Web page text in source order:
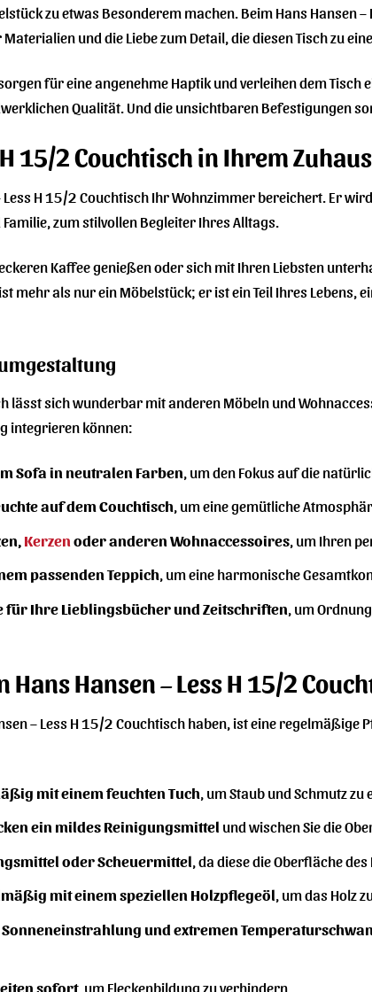
zu etwas Besonderem machen. Beim Hans Hansen
und die Liebe zum Detail, die diesen Tisch zu
für eine angenehme Haptik und verleihen dem Tisch
Qualität. Und die unsichtbaren Befestigungen
15/2 Couchtisch in Ihrem
Less H 15/2 Couchtisch Ihr Wohnzimmer bereichert. Er
zum stilvollen Begleiter Ihres Alltags.
Kaffee genießen oder sich mit Ihren Liebsten
mehr als nur ein Möbelstück; er ist ein Teil Ihres Lebens,
lässt sich wunderbar mit anderen Möbeln und
integrieren können:
Sofa in neutralen Farben , um den Fokus auf die
auf dem Couchtisch , um eine gemütliche
Kerzenoder anderen Wohnaccessoires, um Ihren
passenden Teppich, um eine harmonische
für Ihre Lieblingsbücher und Zeitschriften , um
Hansen – Less H 15/2
– Less H 15/2 Couchtisch haben, ist eine regelmäßige
mit einem feuchten Tuch , um Staub und Schmutz zu
ein mildes Reinigungsmittel und wischen Sie die
oder Scheuermittel , da diese die Oberfläche
mit einem speziellen Holzpflegeöl, um das Holz
und extremen
sofort, um Fleckenbildung zu verhindern.